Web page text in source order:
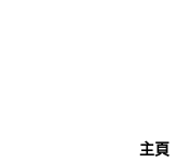
主頁